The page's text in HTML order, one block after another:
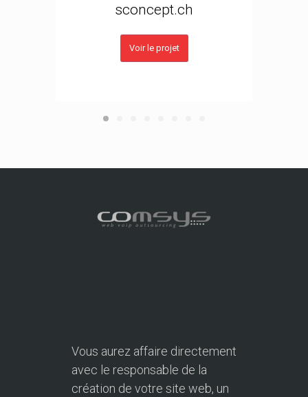
sconcept.ch
Voir le projet
Vous aurez affaire directement
avec le responsable de la
création de votre site web, un